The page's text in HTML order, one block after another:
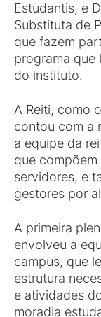
Estudantis, e
Substituta de
que fazem
programa que
do instituto.
A Reiti, como
contou com a
a equipe da
que
servidores, e
gestores por
A primeira
envolveu a
campus, que
estrutura
e atividades
moradia